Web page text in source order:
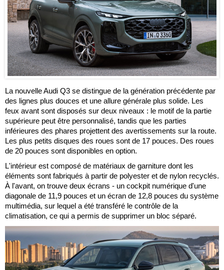
La nouvelle Audi Q3 se distingue de la génération précédente par
des lignes plus douces et une allure générale plus solide. Les
feux avant sont disposés sur deux niveaux : le motif de la partie
supérieure peut être personnalisé, tandis que les parties
inférieures des phares projettent des avertissements sur la route.
Les plus petits disques des roues sont de 17 pouces. Des roues
de 20 pouces sont disponibles en option.
L'intérieur est composé de matériaux de garniture dont les
éléments sont fabriqués à partir de polyester et de nylon recyclés.
À l'avant, on trouve deux écrans - un cockpit numérique d'une
diagonale de 11,9 pouces et un écran de 12,8 pouces du système
multimédia, sur lequel a été transféré le contrôle de la
climatisation, ce qui a permis de supprimer un bloc séparé.